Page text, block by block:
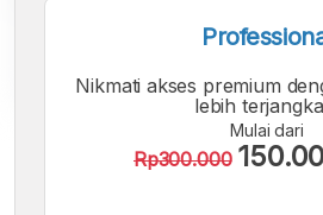
Font
A
Font
Nikmati akses premium
lebih
Mulai dari
Rp300.000